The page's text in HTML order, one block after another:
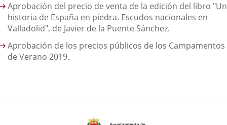
Aprobación del precio de venta de la edición del libro
historia de España en piedra. Escudos nacionales en
Valladolid", de Javier de la Puente Sánchez.
Aprobación de los precios públicos de los Campamentos
de Verano 2019.